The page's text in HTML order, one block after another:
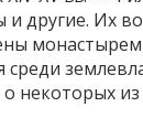
и другие. Их
среди
некоторых из